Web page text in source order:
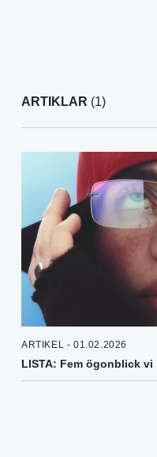
ARTIKLAR (1)
ARTIKEL - 01.02.2026
LISTA: Fem ögonblick